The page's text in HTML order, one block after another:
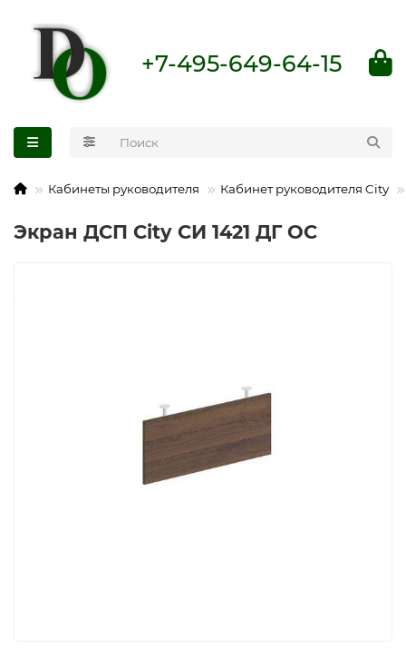
+7-495-649-64-15
Кабинеты руководителя Кабинет руководителя City
Экран ДСП City СИ 1421 ДГ ОС